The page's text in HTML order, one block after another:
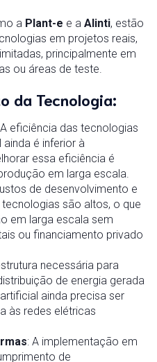
a Plant-e e a Alinti, estão
em projetos reais,
principalmente em
ou áreas de teste.
da Tecnologia:
eficiência das tecnologias
é inferior à
essa eficiência é
em larga escala.
de desenvolvimento e
são altos, o que
em larga escala sem
ou financiamento privado
necessária para
de energia gerada
ainda precisa ser
às redes elétricas
: A implementação em
de